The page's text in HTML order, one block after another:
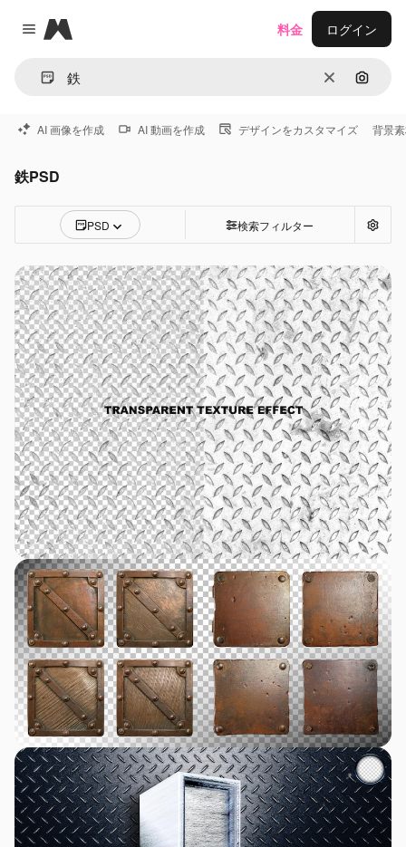
Close menu
Magnific
消去 画像で
料金 ログイン
AI 画像を作成 AI 動画を作成 デザインをカスタマイズ 背景
鉄PSD
PSD 検索フィルター